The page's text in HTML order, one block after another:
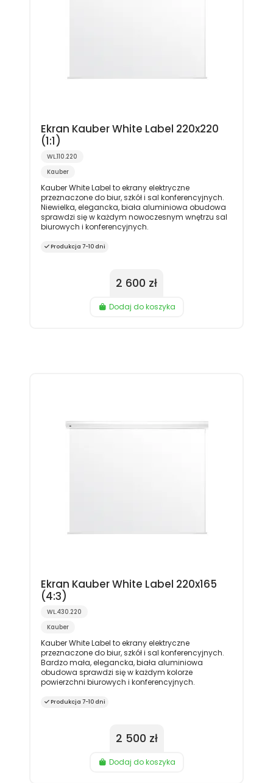
Ekran Kauber White Label 220x220
(1:1)
WL.110.220
Kauber
Kauber White Label to ekrany elektryczne
przeznaczone do biur, szkół i sal konferencyjnych.
Niewielka, elegancka, biała aluminiowa obudowa
sprawdzi się w każdym nowoczesnym wnętrzu sal
biurowych i konferencyjnych.
Produkcja 7-10 dni
2 600 zł
Dodaj do koszyka
Ekran Kauber White Label 220x165
(4:3)
WL.430.220
Kauber
Kauber White Label to ekrany elektryczne
przeznaczone do biur, szkół i sal konferencyjnych.
Bardzo mała, elegancka, biała aluminiowa
obudowa sprawdzi się w każdym kolorze
powierzchni biurowych i konferencyjnych.
Produkcja 7-10 dni
2 500 zł
Dodaj do koszyka